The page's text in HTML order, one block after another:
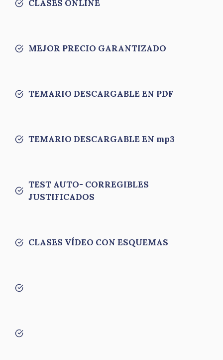
CLASES ONLINE
MEJOR PRECIO GARANTIZADO
TEMARIO DESCARGABLE EN PDF
TEMARIO DESCARGABLE EN mp3
TEST AUTO- CORREGIBLES
JUSTIFICADOS
CLASES VÍDEO CON ESQUEMAS